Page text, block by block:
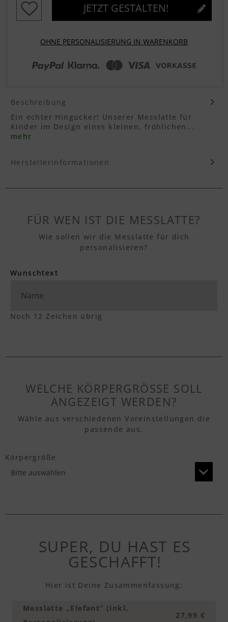
JETZT GESTALTEN!
OHNE PERSONALISIERUNG IN WARENKORB
Beschreibung
Ein echter Hingucker! Unserer Messlatte für
Kinder im Design eines kleinen, fröhlichen...
mehr
Herstellerinformationen
FÜR WEN IST DIE MESSLATTE?
Wie sollen wir die Messlatte für dich
personalisieren?
Wunschtext
Noch 12 Zeichen übrig
WELCHE KÖRPERGRÖSSE SOLL A
NGEZEIGT WERDEN?
Wähle aus verschiedenen Voreinstellungen die
passende aus.
Körpergröße
SUPER, DU HAST ES
GESCHAFFT!
Hier ist Deine Zusammenfassung:
Messlatte „Elefant“ (inkl.
27,99 €